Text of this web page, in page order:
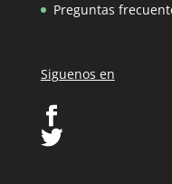
Preguntas
Siguenos en